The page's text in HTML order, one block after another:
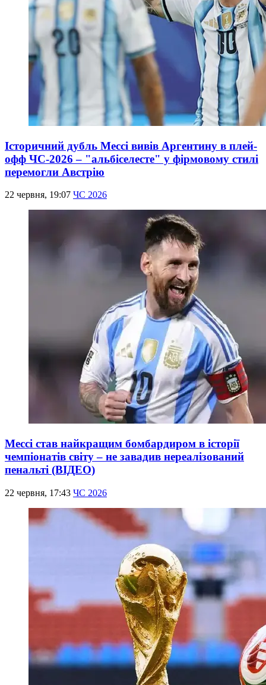
Історичний дубль Мессі вивів Аргентину в плей-
офф ЧС-2026 – "альбіселесте" у фірмовому стилі
перемогли Австрію
22 червня, 19:07 ЧС 2026
Мессі став найкращим бомбардиром в історії
чемпіонатів світу – не завадив нереалізований
пенальті (ВІДЕО)
22 червня, 17:43 ЧС 2026